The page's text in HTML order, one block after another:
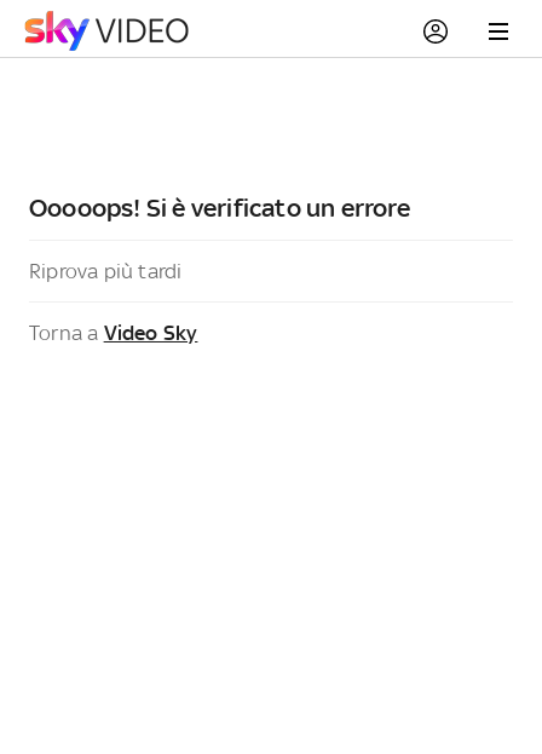
Ooooops! Si è verificato un errore
Riprova più tardi
Torna a Video Sky